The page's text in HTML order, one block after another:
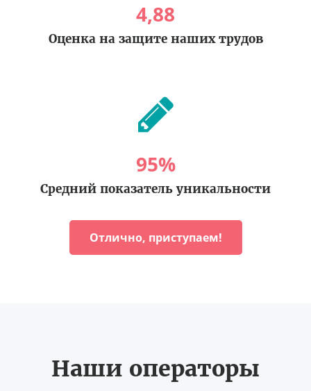
4,88
Оценка на защите наших трудов
95%
Средний показатель уникальности
Отлично, приступаем!
Наши операторы